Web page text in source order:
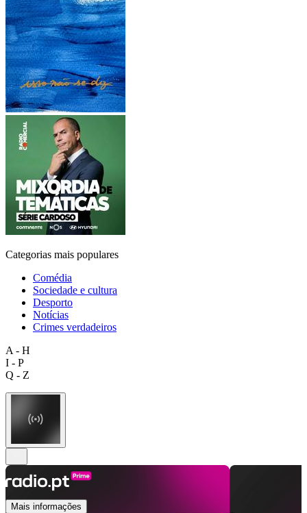
Categorias mais populares
Comédia
Sociedade e cultura
Desporto
Notícias
Crimes verdadeiros
A - H
I - P
Q - Z
Mais informações